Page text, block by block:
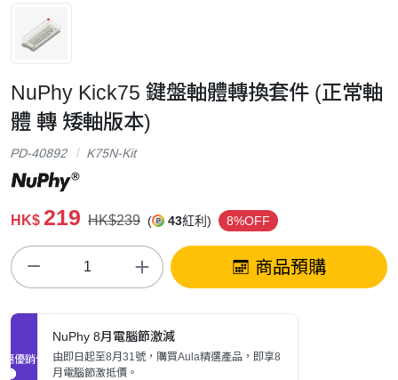
NuPhy Kick75 鍵盤軸體轉換套件 (正常軸
體 轉 矮軸版本)
PD-40892 K75N-Kit
HK$ 219 HK$239 ( 43紅利) 8%OFF
商品預購
促銷優惠
NuPhy 8月電腦節激減
由即日起至8月31號，購買Aula精選產品，即享8
月電腦節激抵價。